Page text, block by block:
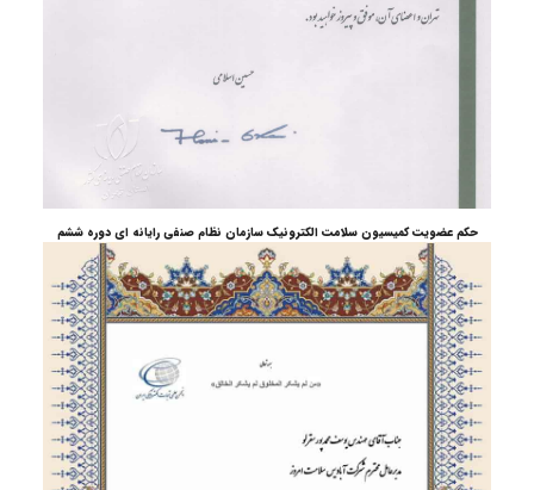
حکم عضویت کمیسیون سلامت الکترونیک سازمان نظام صنفی رایانه ای دوره ششم